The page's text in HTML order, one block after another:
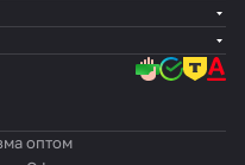
оптом